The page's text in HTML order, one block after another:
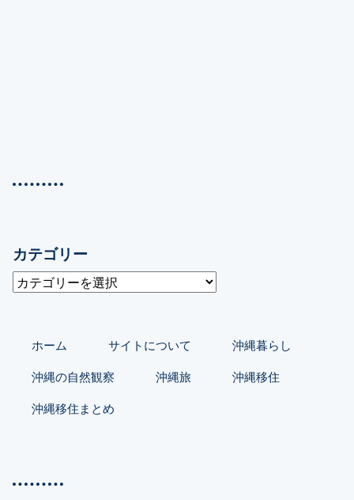
カテゴリー
カ
テ
ホーム サイトについて
沖縄暮らし
沖縄の自然観察
沖縄旅
沖縄移住
沖縄移住まとめ